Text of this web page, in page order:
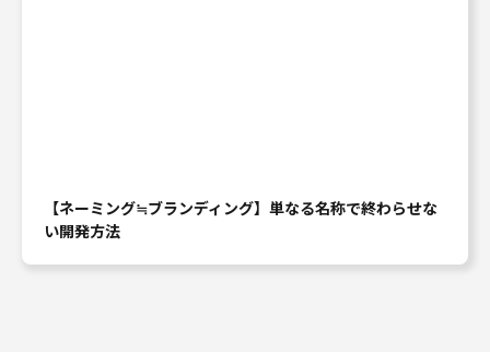
【ネーミング≒ブランディング】単なる名称で終わらせな
い開発方法